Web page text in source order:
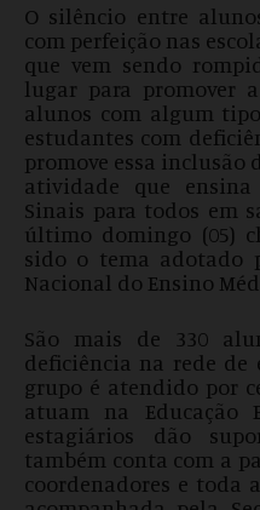
O silêncio entre
com perfeição nas
que vem sendo
lugar para promover
alunos com algum
estudantes com
promove essa inclusão
atividade que
Sinais para todos em
último domingo (05)
sido o tema adotado
Nacional do Ensino
São mais de 330
deficiência na rede de
grupo é atendido por
atuam na Educação
estagiários dão
também conta com a
coordenadores e toda